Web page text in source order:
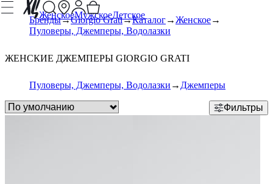
ЖенскоеМужскоеДетское
Бренды Giorgio Grati Каталог
Женское
Пуловеры, Джемперы, Водолазки
ЖЕНСКИЕ ДЖЕМПЕРЫ GIORGIO GRATI
Пуловеры, Джемперы, Водолазки Джемперы
Фильтры